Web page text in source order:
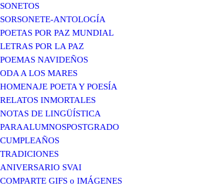
SONETOS
SORSONETE-ANTOLOGÍA
POETAS POR PAZ MUNDIAL
LETRAS POR LA PAZ
POEMAS NAVIDEÑOS
ODA A LOS MARES
HOMENAJE POETA Y POESÍA
RELATOS INMORTALES
NOTAS DE LINGÜÍSTICA
PARAALUMNOSPOSTGRADO
CUMPLEAÑOS
TRADICIONES
ANIVERSARIO SVAI
COMPARTE GIFS o IMÁGENES